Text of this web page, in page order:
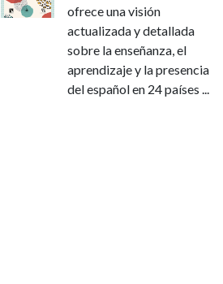
ofrece una visión
actualizada y detallada
sobre la enseñanza, el
aprendizaje y la presencia
del español en 24 países ...